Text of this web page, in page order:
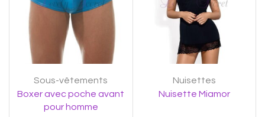
Sous-vêtements
Boxer avec poche avant
pour homme
Nuisettes
Nuisette Miamor